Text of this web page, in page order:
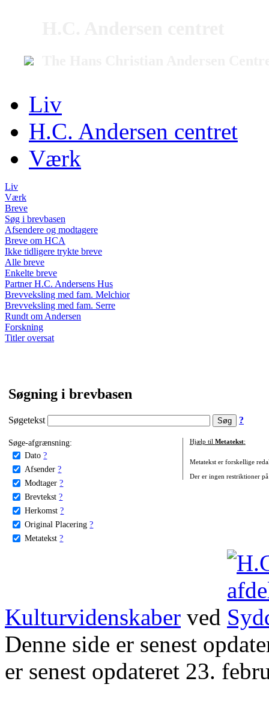
Liv
H.C. Andersen centret
Værk
Liv
Værk
Breve
Søg i brevbasen
Afsendere og modtagere
Breve om HCA
Ikke tidligere trykte breve
Alle breve
Enkelte breve
Partner H.C. Andersens Hus
Brevveksling med fam. Melchior
Brevveksling med fam. Serre
Rundt om Andersen
Forskning
Titler oversat
Søgning i brevbasen
Søgetekst ?
Søge-afgrænsning:
Dato ?
Afsender ?
Modtager ?
Brevtekst ?
Herkomst ?
Original Placering ?
Metatekst ?
Hjælp til Metatekst:
Metatekst er forskellige
Der er ingen restriktioner
Kulturvidenskaber ved
Denne side er senest
er senest opdateret 23.